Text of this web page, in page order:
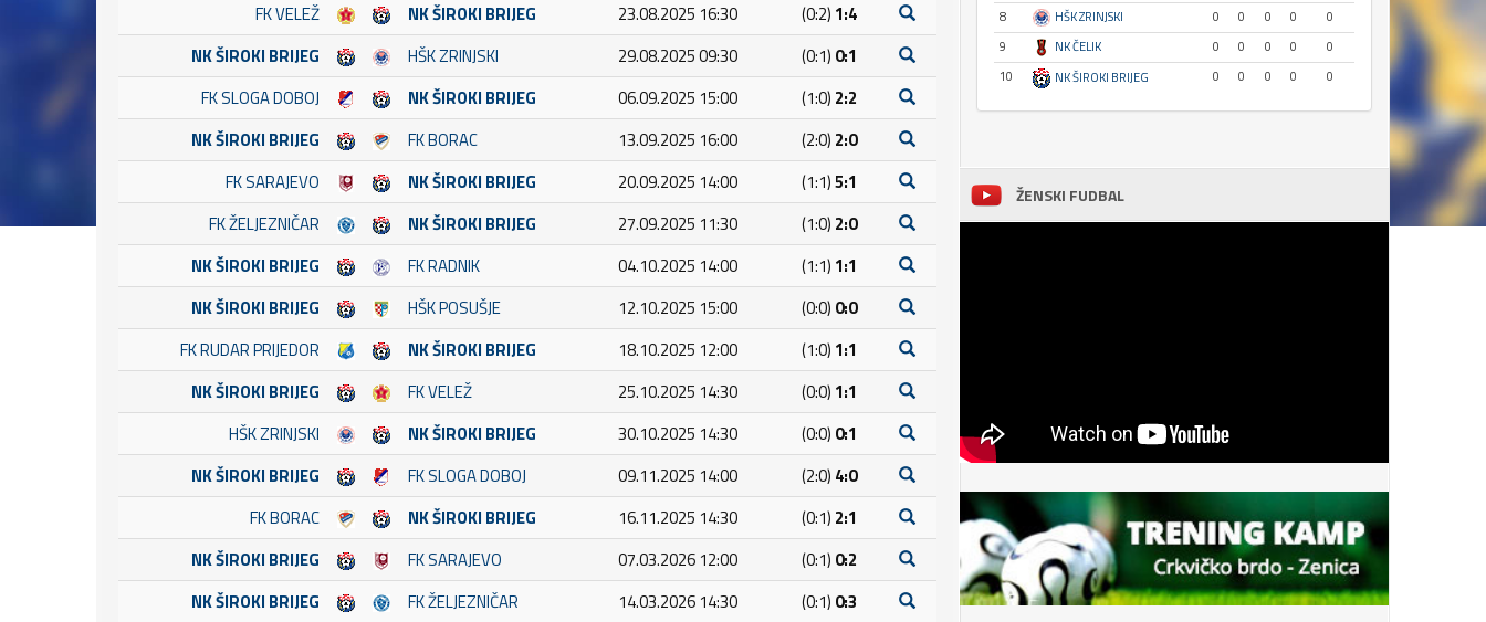
FK VELEŽ
NK ŠIROKI BRIJEG 23.08.2025 16:30 (0:2) 1:4
NK ŠIROKI BRIJEG
HŠK ZRINJSKI 29.08.2025 09:30 (0:1) 0:1
FK SLOGA DOBOJ
NK ŠIROKI BRIJEG 06.09.2025 15:00 (1:0) 2:2
NK ŠIROKI BRIJEG
FK BORAC 13.09.2025 16:00 (2:0) 2:0
FK SARAJEVO
NK ŠIROKI BRIJEG 20.09.2025 14:00 (1:1)5:1
FK ŽELJEZNIČAR
NK ŠIROKI BRIJEG 27.09.2025 11:30 (1:0) 2:0
NK ŠIROKI BRIJEG
FK RADNIK 04.10.2025 14:00 (1:1) 1:1
NK ŠIROKI BRIJEG
HŠK POSUŠJE 12.10.2025 15:00 (0:0) 0:0
FK RUDAR PRIJEDOR
NK ŠIROKI BRIJEG 18.10.2025 12:00 (1:0) 1:1
NK ŠIROKI BRIJEG
FK VELEŽ 25.10.2025 14:30 (0:0) 1:1
HŠK ZRINJSKI
NK ŠIROKI BRIJEG 30.10.2025 14:30 (0:0) 0:1
NK ŠIROKI BRIJEG
FK SLOGA DOBOJ 09.11.2025 14:00 (2:0) 4:0
FK BORAC
NK ŠIROKI BRIJEG 16.11.2025 14:30 (0:1) 2:1
NK ŠIROKI BRIJEG
FK SARAJEVO 07.03.2026 12:00 (0:1) 0:2
NK ŠIROKI BRIJEG
FK ŽELJEZNIČAR 14.03.2026 14:30 (0:1) 0:3
8
HŠK ZRINJSKI 0 0 0 0
0
9
NK ČELIK 0 0 0 0
0
10
NK ŠIROKI BRIJEG 0 0 0 0 0
ŽENSKI FUDBAL